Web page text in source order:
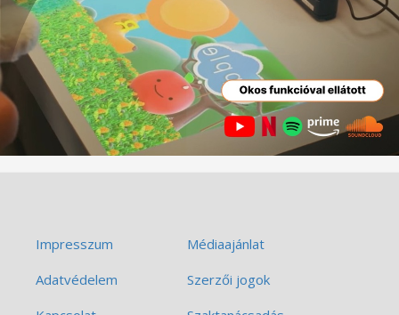
Impresszum
Médiaajánlat
Adatvédelem
Szerzői jogok